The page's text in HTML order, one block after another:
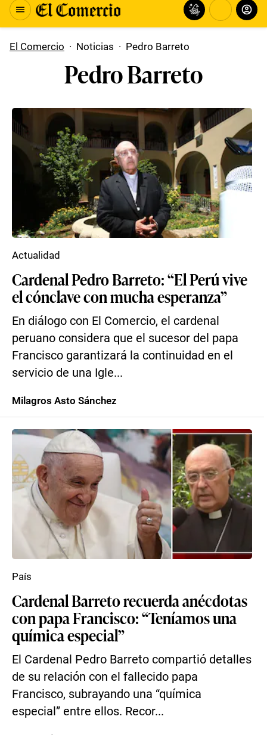
El Comercio · Noticias · Pedro Barreto
Pedro Barreto
Cardenal Pedro Barreto: “El Perú vive
el cónclave con mucha esperanza”
En diálogo con El Comercio, el cardenal
peruano considera que el sucesor del papa
Francisco garantizará la continuidad en el
servicio de una Igle...
Actualidad
Milagros Asto Sánchez
Cardenal Barreto recuerda anécdotas
con papa Francisco: “Teníamos una
química especial”
El Cardenal Pedro Barreto compartió detalles
de su relación con el fallecido papa
Francisco, subrayando una “química
especial” entre ellos. Recor...
País